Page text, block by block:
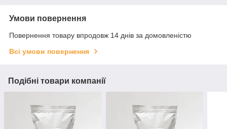
Умови повернення
Повернення товару впродовж 14 днів за домовленістю
Всі умови повернення
Подібні товари компанії